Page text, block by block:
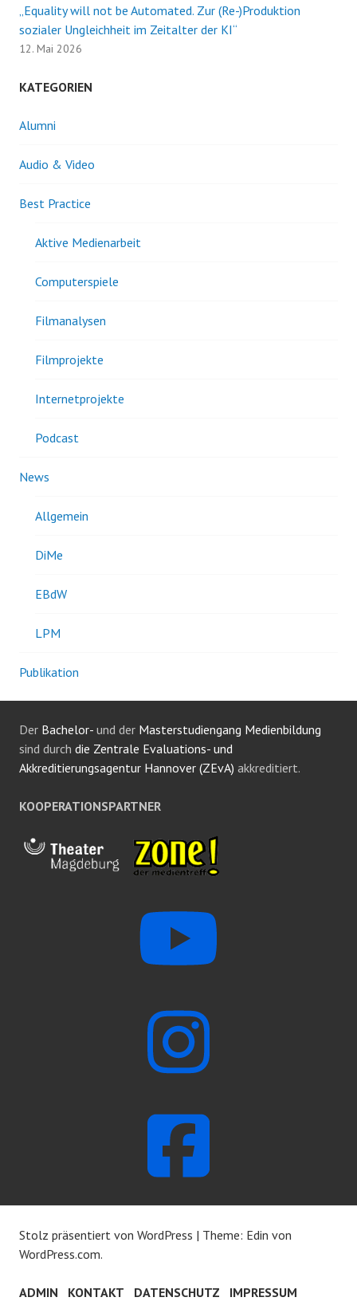
„Equality will not be Automated. Zur (Re-)Produktion
sozialer Ungleichheit im Zeitalter der KI“
12. Mai 2026
KATEGORIEN
Alumni
Audio & Video
Best Practice
Aktive Medienarbeit
Computerspiele
Filmanalysen
Filmprojekte
Internetprojekte
Podcast
News
Allgemein
DiMe
EBdW
LPM
Publikation
Der Bachelor- und der Masterstudiengang Medienbildung
sind durch die Zentrale Evaluations- und
Akkreditierungsagentur Hannover (ZEvA) akkreditiert.
KOOPERATIONSPARTNER
Stolz präsentiert von WordPress | Theme: Edin von
WordPress.com.
ADMIN KONTAKT DATENSCHUTZ IMPRESSUM